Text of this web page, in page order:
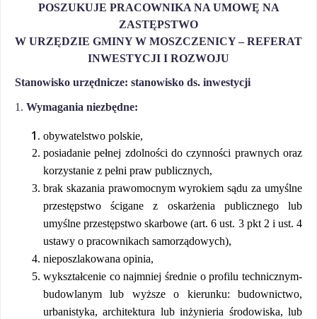
POSZUKUJE PRACOWNIKA NA UMOWĘ NA
ZASTĘPSTWO
W URZĘDZIE GMINY W MOSZCZENICY – REFERAT
INWESTYCJI I ROZWOJU
Stanowisko urzędnicze: stanowisko ds. inwestycji
1. Wymagania niezbędne:
obywatelstwo polskie,
posiadanie pełnej zdolności do czynności prawnych oraz
korzystanie z pełni praw publicznych,
brak skazania prawomocnym wyrokiem sądu za umyślne
przestępstwo ścigane z oskarżenia publicznego lub
umyślne przestępstwo skarbowe (art. 6 ust. 3 pkt 2 i ust. 4
ustawy o pracownikach samorządowych),
nieposzlakowana opinia,
wykształcenie co najmniej średnie o profilu technicznym-
budowlanym lub wyższe o kierunku: budownictwo,
urbanistyka, architektura lub inżynieria środowiska, lub